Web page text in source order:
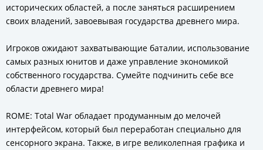
исторических областей, а после заняться расширением
своих владений, завоевывая государства древнего мира.
Игроков ожидают захватывающие баталии, использование
самых разных юнитов и даже управление экономикой
собственного государства. Сумейте подчинить себе все
области древнего мира!
ROME: Total War обладает продуманным до мелочей
интерфейсом, который был переработан специально для
сенсорного экрана. Также, в игре великолепная графика и